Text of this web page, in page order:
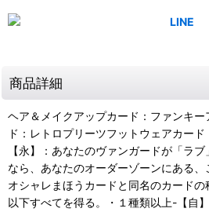
商品詳細
ヘア＆メイクアップカード：ファンキ
ド：レトロプリーツフットウェアカー
【永】：あなたのヴァンガードが「ラブ
なら、あなたのオーダーゾーンにある
オシャレまほうカードと同名のカード
以下すべてを得る。・１種類以上-【自